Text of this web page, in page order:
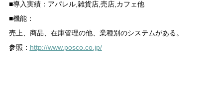
■導入実績：アパレル,雑貨店,売店,カフェ他
■機能：
売上、商品、在庫管理の他、業種別のシステムがある。
参照： http://www.posco.co.jp/